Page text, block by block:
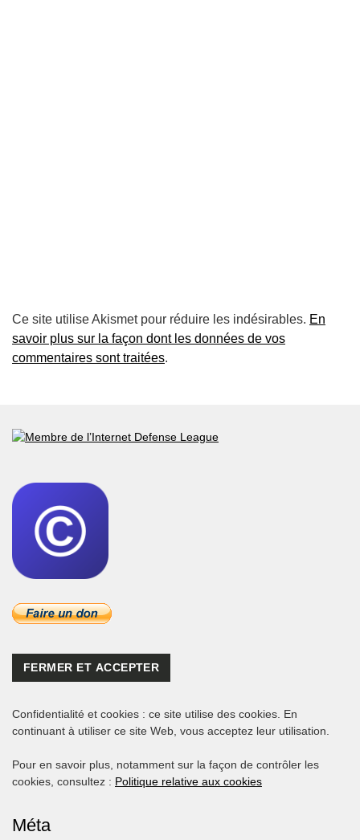
Ce site utilise Akismet pour réduire les indésirables. En
savoir plus sur la façon dont les données de vos
commentaires sont traitées.
Confidentialité et cookies : ce site utilise des cookies. En
continuant à utiliser ce site Web, vous acceptez leur utilisation.
Pour en savoir plus, notamment sur la façon de contrôler les
cookies, consultez : Politique relative aux cookies
Méta